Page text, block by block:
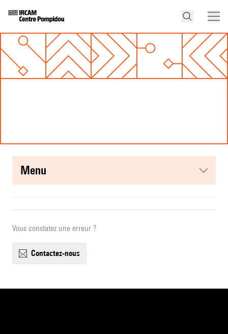
menu
Vous constatez une erreur ?
contactez-nous